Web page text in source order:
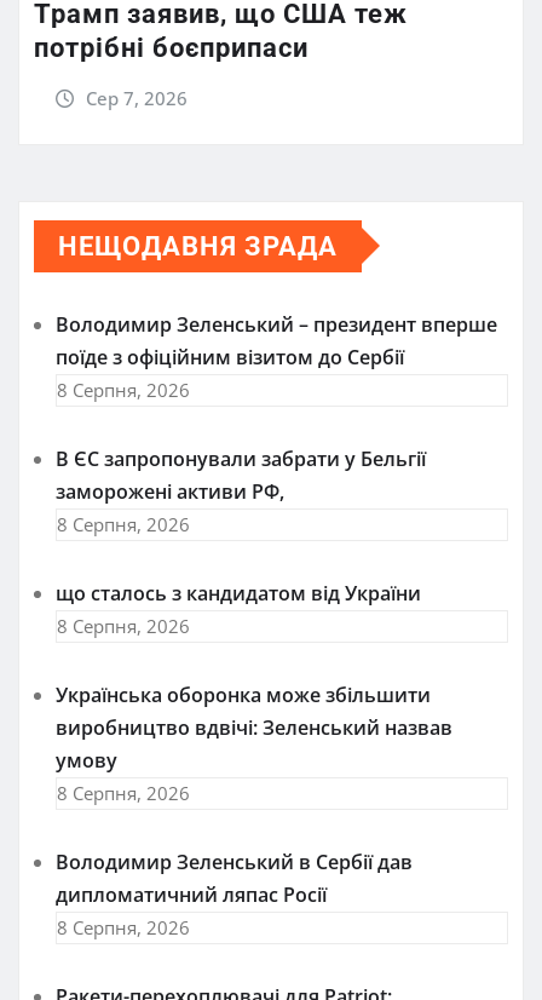
Трамп заявив, що США теж
потрібні боєприпаси
Сер 7, 2026
НЕЩОДАВНЯ ЗРАДА
Володимир Зеленський – президент вперше
поїде з офіційним візитом до Сербії
8 Серпня, 2026
В ЄС запропонували забрати у Бельгії
заморожені активи РФ,
8 Серпня, 2026
що сталось з кандидатом від України
8 Серпня, 2026
Українська оборонка може збільшити
виробництво вдвічі: Зеленський назвав
умову
8 Серпня, 2026
Володимир Зеленський в Сербії дав
дипломатичний ляпас Росії
8 Серпня, 2026